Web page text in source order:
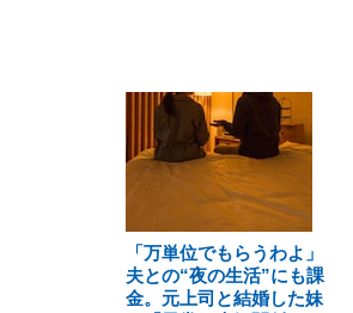
「万単位でもらうわよ」
夫との“夜の生活”にも課
金。元上司と結婚した妹